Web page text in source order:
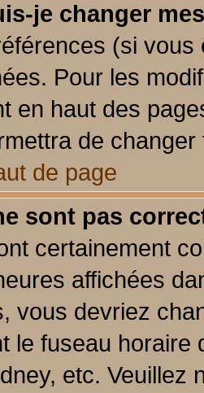
je changer
(si
Pour les
en haut des
de
de page
sont pas
certainement
affichées
vous devriez
le fuseau
etc. Veuillez